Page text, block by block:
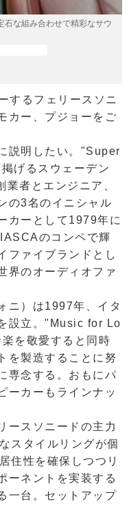
石な組み合わせで精彩なサウ
するフェリースソニ
カー、プジョーをご
説明したい。"Super
げるスウェーデン
者とエンジニア、
の3名のイニシャル
カーとして1979年に
のコンペで輝
ファイブランドとし
界のオーディオファ
ニ）は1997年、イタ
設立。"Music for Lo
を敬愛すると同時
を製造することに努
専念する。おもにパ
ーカーもラインナッ
ースソニードの主力
スタイルリングが個
住性を確保しつつリ
ーネントを実装する
一台。セットアップ